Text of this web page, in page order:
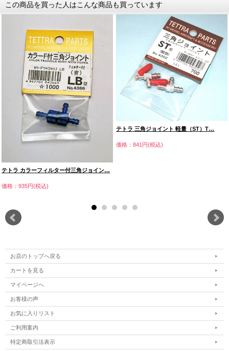
この商品を買った人はこんな商品も買っています
テトラ カラーフィルター付三角ジョイン…
価格：935円(税込)
テトラ 三角ジョイント 軽量（ST）T…
価格：841円(税込)
お店のトップへ戻る
カートを見る
マイページへ
お客様の声
お気に入りリスト
ご利用案内
特定商取引法表示